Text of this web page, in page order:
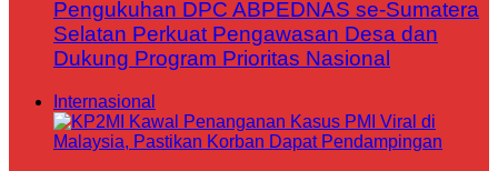
Pengukuhan DPC ABPEDNAS se-Sumatera
Selatan Perkuat Pengawasan Desa dan
Dukung Program Prioritas Nasional
Internasional